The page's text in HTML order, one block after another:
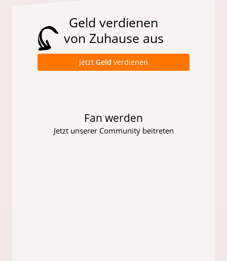
Geld verdienen
von Zuhause aus
Jetzt Geld verdienen
Fan werden
Jetzt unserer Community beitreten